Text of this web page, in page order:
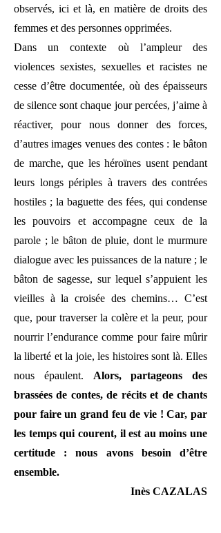
observés, ici et là, en matière de droits des
femmes et des personnes opprimées.
Dans un contexte où l’ampleur des
violences sexistes, sexuelles et racistes ne
cesse d’être documentée, où des épaisseurs
de silence sont chaque jour percées, j’aime à
réactiver, pour nous donner des forces,
d’autres images venues des contes : le bâton
de marche, que les héroïnes usent pendant
leurs longs périples à travers des contrées
hostiles ; la baguette des fées, qui condense
les pouvoirs et accompagne ceux de la
parole ; le bâton de pluie, dont le murmure
dialogue avec les puissances de la nature ; le
bâton de sagesse, sur lequel s’appuient les
vieilles à la croisée des chemins… C’est
que, pour traverser la colère et la peur, pour
nourrir l’endurance comme pour faire mûrir
la liberté et la joie, les histoires sont là. Elles
nous épaulent. Alors, partageons des
brassées de contes, de récits et de chants
pour faire un grand feu de vie ! Car, par
les temps qui courent, il est au moins une
certitude : nous avons besoin d’être
ensemble.
Inès CAZALAS